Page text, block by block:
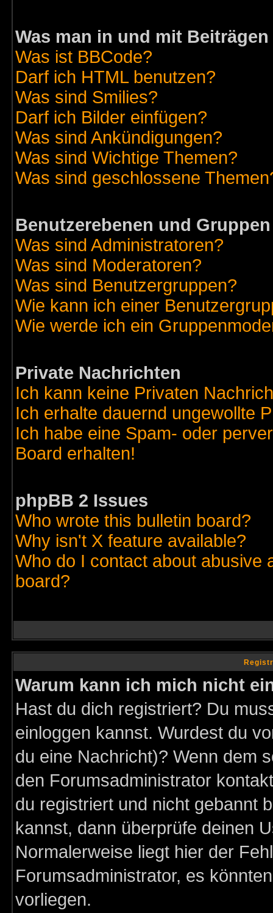
Was man in und mit
Was ist BBCode?
Darf ich HTML benutzen?
Was sind Smilies?
Darf ich Bilder einfügen?
Was sind Ankündigungen?
Was sind Wichtige Themen?
Was sind geschlossene
Benutzerebenen und Gruppen
Was sind Administratoren?
Was sind Moderatoren?
Was sind Benutzergruppen?
Wie kann ich einer
Wie werde ich ein
Private Nachrichten
Ich kann keine Privaten
Ich erhalte dauernd ungewollte
Ich habe eine Spam- oder
Board erhalten!
phpBB 2 Issues
Who wrote this bulletin board?
Why isn't X feature available?
Who do I contact about abusive
board?
Warum kann ich mich nicht
Hast du dich registriert? Du
einloggen kannst. Wurdest du
du eine Nachricht)? Wenn dem
den Forumsadministrator
du registriert und nicht gebannt
kannst, dann überprüfe deinen
Normalerweise liegt hier der
Forumsadministrator, es
vorliegen.